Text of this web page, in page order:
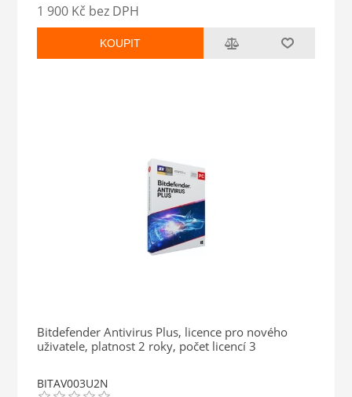
1 900 Kč bez DPH
KOUPIT
Bitdefender Antivirus Plus, licence pro nového
uživatele, platnost 2 roky, počet licencí 3
BITAV003U2N